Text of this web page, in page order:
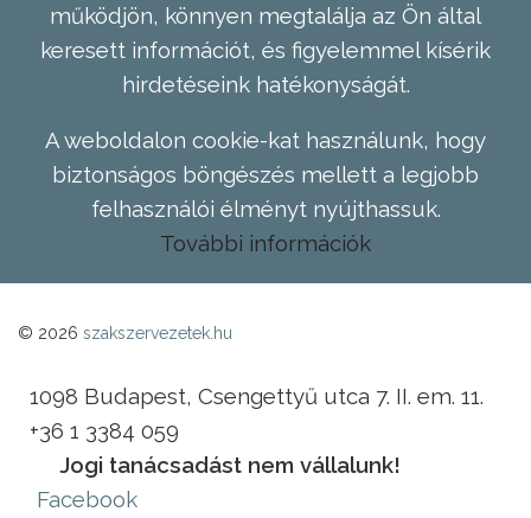
működjön, könnyen megtalálja az Ön által
keresett információt, és figyelemmel kísérik
hirdetéseink hatékonyságát.
A weboldalon cookie-kat használunk, hogy
biztonságos böngészés mellett a legjobb
felhasználói élményt nyújthassuk.
További információk
© 2026 szakszervezetek.hu
1098 Budapest, Csengettyű utca 7. II. em. 11.
+36 1 3384 059
Jogi tanácsadást nem vállalunk!
Facebook